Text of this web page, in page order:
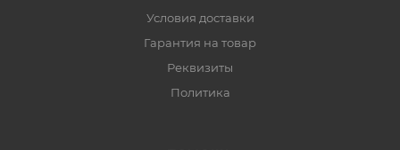
Условия доставки
Гарантия на товар
Реквизиты
Политика